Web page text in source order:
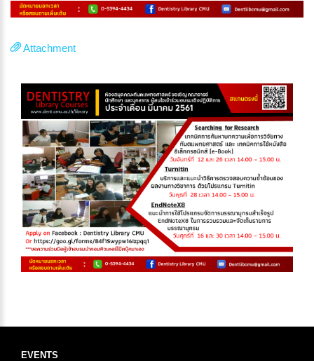
Attachment
EVENTS